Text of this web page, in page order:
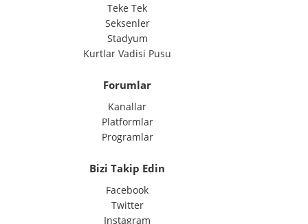
Teke Tek
Seksenler
Stadyum
Kurtlar Vadisi Pusu
Forumlar
Kanallar
Platformlar
Programlar
Bizi Takip Edin
Facebook
Twitter
Instagram